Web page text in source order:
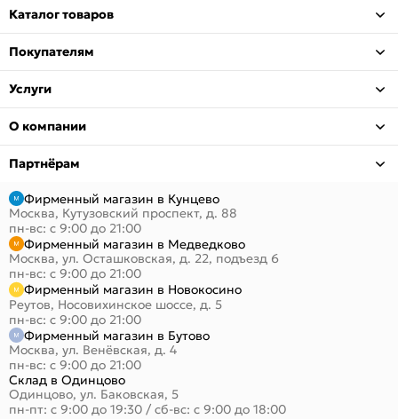
Каталог товаров
Покупателям
Услуги
О компании
Партнёрам
Фирменный магазин в Кунцево
Москва, Кутузовский проспект, д. 88
пн-вс: с 9:00 до 21:00
Фирменный магазин в Медведково
Москва, ул. Осташковская, д. 22, подъезд 6
пн-вс: с 9:00 до 21:00
Фирменный магазин в Новокосино
Реутов, Носовихинское шоссе, д. 5
пн-вс: с 9:00 до 21:00
Фирменный магазин в Бутово
Москва, ул. Венёвская, д. 4
пн-вс: с 9:00 до 21:00
Склад в Одинцово
Одинцово, ул. Баковская, 5
пн-пт: с 9:00 до 19:30 / сб-вс: с 9:00 до 18:00